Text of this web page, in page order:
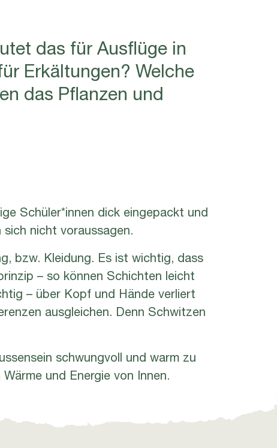
das für Ausflüge in
Erkältungen? Welche
das Pflanzen und
Schüler*innen dick eingepackt und
nicht voraussagen.
bzw. Kleidung. Es ist wichtig, dass
– so können Schichten leicht
– über Kopf und Hände verliert
ausgleichen. Denn Schwitzen
schwungvoll und warm zu
und Energie von Innen.